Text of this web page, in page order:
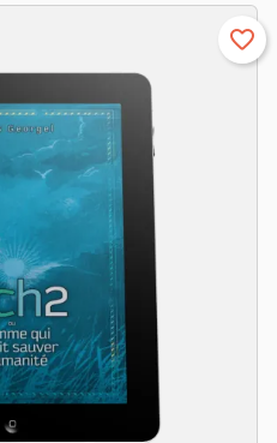
favorite_border